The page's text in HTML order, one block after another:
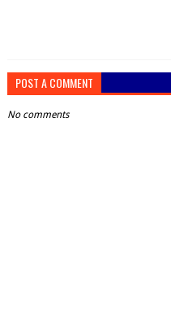
POST A COMMENT
No comments